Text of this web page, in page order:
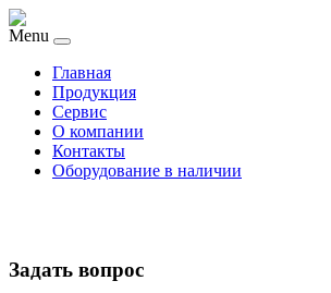
Menu
Главная
Продукция
Сервис
О компании
Контакты
Оборудование в наличии
Задать вопрос